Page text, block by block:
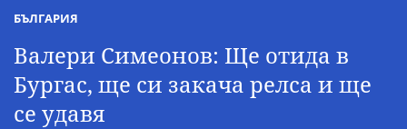
БЪЛГАРИЯ
Валери Симеонов: Ще отида в
Бургас, ще си закача релса и ще
се удавя